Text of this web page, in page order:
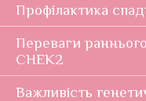
Профілактика
Переваги
CHEK2
Важливість